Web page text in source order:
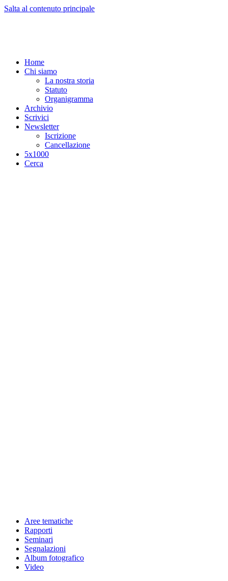
Salta al contenuto principale
Home
Chi siamo
La nostra storia
Statuto
Organigramma
Archivio
Scrivici
Newsletter
Iscrizione
Cancellazione
5x1000
Cerca
Aree tematiche
Rapporti
Seminari
Segnalazioni
Album fotografico
Video